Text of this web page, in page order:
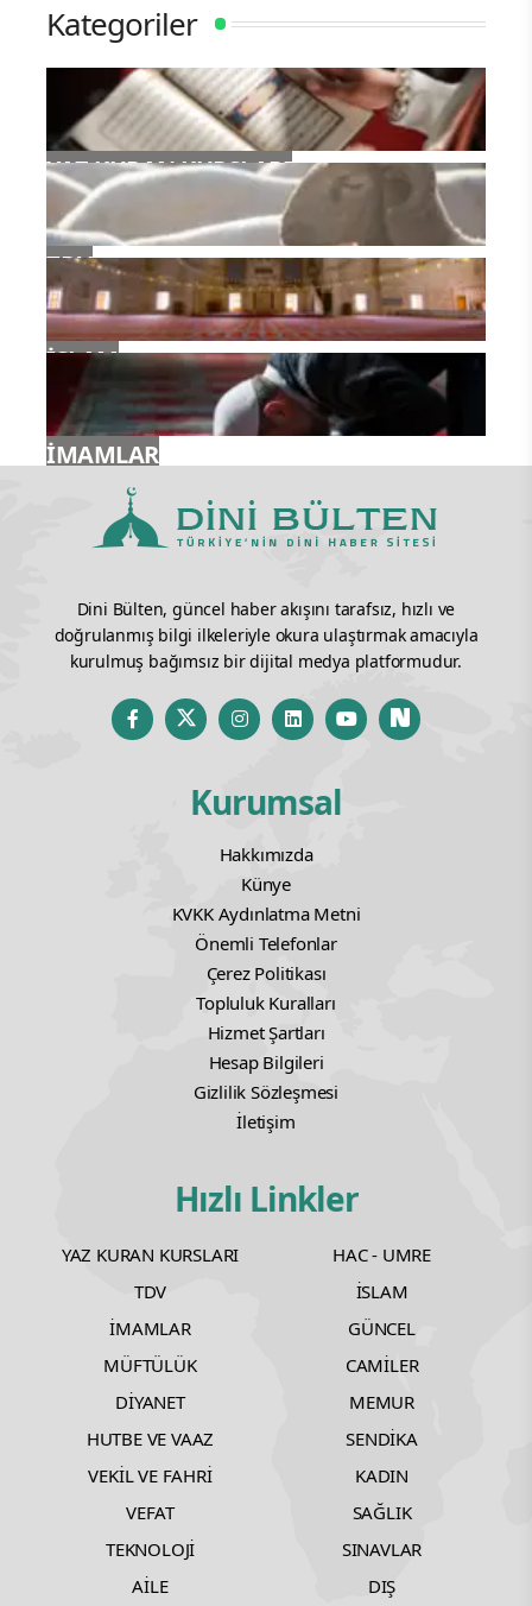
Kategoriler
YAZ KURAN KURSLARI
TDV
İSLAM
İMAMLAR
Dini Bülten, güncel haber akışını tarafsız, hızlı ve
doğrulanmış bilgi ilkeleriyle okura ulaştırmak amacıyla
kurulmuş bağımsız bir dijital medya platformudur.
Kurumsal
Hakkımızda
Künye
KVKK Aydınlatma Metni
Önemli Telefonlar
Çerez Politikası
Topluluk Kuralları
Hizmet Şartları
Hesap Bilgileri
Gizlilik Sözleşmesi
İletişim
Hızlı Linkler
YAZ KURAN KURSLARI
HAC - UMRE
TDV
İSLAM
İMAMLAR
GÜNCEL
MÜFTÜLÜK
CAMİLER
DİYANET
MEMUR
HUTBE VE VAAZ
SENDİKA
VEKİL VE FAHRİ
KADIN
VEFAT
SAĞLIK
TEKNOLOJİ
SINAVLAR
AİLE
DIŞ